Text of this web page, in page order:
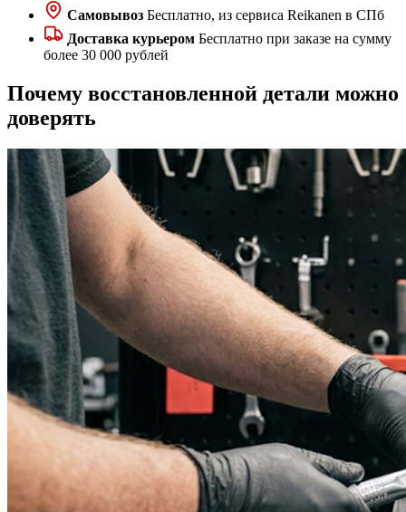
Самовывоз Бесплатно, из сервиса Reikanen в СПб
Доставка курьером Бесплатно при заказе на сумму
более 30 000 рублей
Почему восстановленной детали можно
доверять